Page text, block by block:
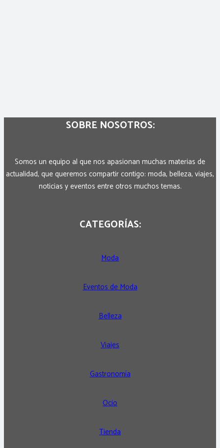
SOBRE NOSOTROS:
Somos un equipo al que nos apasionan muchas materias de
actualidad, que queremos compartir contigo: moda, belleza, viajes,
noticias y eventos entre otros muchos temas.
CATEGORÍAS:
Moda
Eventos de Moda
Belleza
Viajes
Gastronomía
Ocio
Tienda